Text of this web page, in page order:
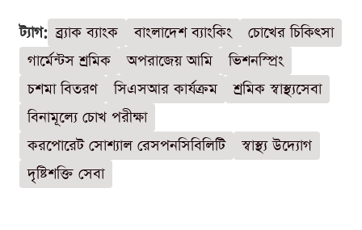
ট্যাগ: ব্র্যাক ব্যাংক বাংলাদেশ ব্যাংকিং
চোখের চিকিৎসা
গার্মেন্টস শ্রমিক
অপরাজেয় আমি
ভিশনস্প্রিং
চশমা বিতরণ
সিএসআর কার্যক্রম
শ্রমিক স্বাস্থ্যসেবা
বিনামূল্যে চোখ পরীক্ষা
করপোরেট সোশ্যাল রেসপনসিবিলিটি
স্বাস্থ্য উদ্যোগ
দৃষ্টিশক্তি সেবা